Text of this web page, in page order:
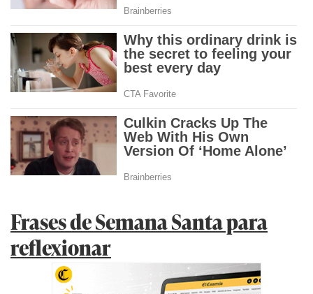
Frases de Semana Santa para
reflexionar